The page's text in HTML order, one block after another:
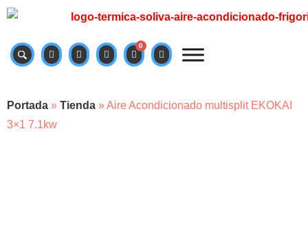
0
Portada » Tienda »Aire Acondicionado multisplit EKOKAI
3×1 7.1kw